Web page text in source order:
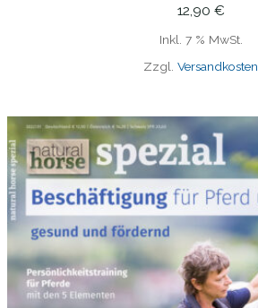
12,90 €
Inkl. 7 % MwSt.
Zzgl. Versandkosten